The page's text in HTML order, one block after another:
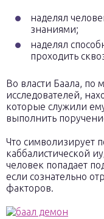
наделял
знаниями;
наделял
проходить
Во власти Баала, по
исследователей,
которые служили
выполнить
Что символизирует
каббалистической
человек попадает
если сознательно
факторов.